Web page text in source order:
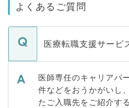
よくあるご質問
医療転職支援サービ
医師専任のキャリアパ
件などをおうかがいし
たご入職先をご紹介す